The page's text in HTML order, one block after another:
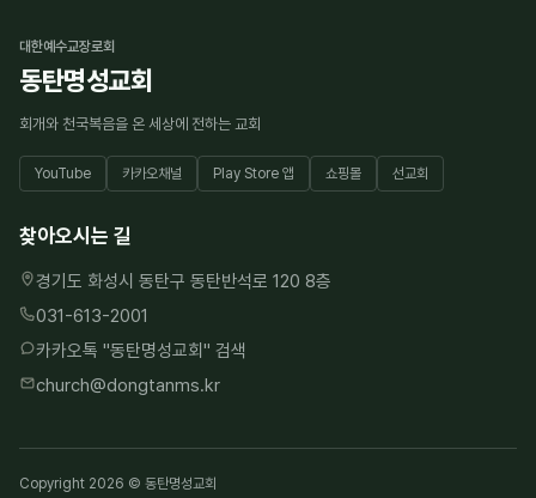
대한예수교장로회
동탄명성교회
회개와 천국복음을 온 세상에 전하는 교회
YouTube 카카오채널 Play Store 앱 쇼핑몰 선교회
찾아오시는 길
경기도 화성시 동탄구 동탄반석로 120 8층
031-613-2001
카카오톡 "동탄명성교회" 검색
church@dongtanms.kr
Copyright 2026 © 동탄명성교회